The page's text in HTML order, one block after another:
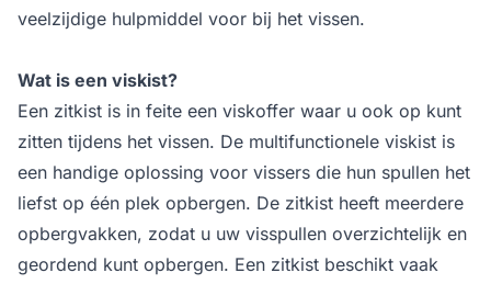
veelzijdige hulpmiddel voor bij het vissen.
Wat is een viskist?
Een zitkist is in feite een viskoffer waar u ook op kunt
zitten tijdens het vissen. De multifunctionele viskist is
een handige oplossing voor vissers die hun spullen het
liefst op één plek opbergen. De zitkist heeft meerdere
opbergvakken, zodat u uw visspullen overzichtelijk en
geordend kunt opbergen. Een zitkist beschikt vaak